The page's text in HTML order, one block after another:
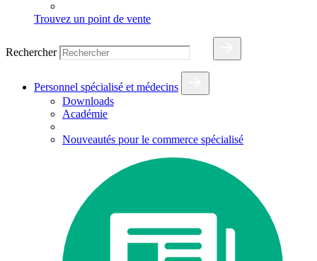
Trouvez un point de vente
Rechercher
Personnel spécialisé et médecins
Downloads
Académie
Nouveautés pour le commerce spécialisé